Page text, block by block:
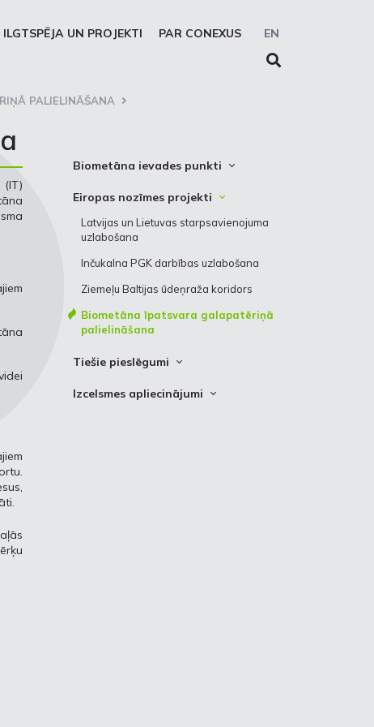
EN
ILGTSPĒJA UN PROJEKTI PAR CONEXUS
PALIELINĀŠANA
Biometāna ievades punkti
Biometāna ievades punkta lietošanas
kārtība
Eiropas nozīmes projekti
Latvijas un Lietuvas starpsavienojuma
uzlabošana
Inčukalna PGK darbības uzlabošana
Ziemeļu Baltijas ūdeņraža koridors
Biometāna īpatsvara galapatēriņā
palielināšana
Tiešie pieslēgumi
Tiešie pieslēgumi
Izcelsmes apliecinājumi